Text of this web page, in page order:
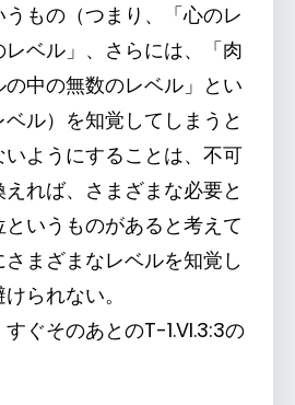
もの（つまり、「心のレ
ベル」、さらには、「肉
中の無数のレベル」とい
ル）を知覚してしまうと
ようにすることは、不可
れば、さまざまな必要と
いうものがあると考えて
まざまなレベルを知覚し
られない。
ぐそのあとのT-1.VI.3:3の